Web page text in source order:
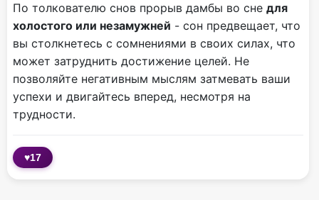
По толкователю снов прорыв дамбы во сне для
холостого или незамужней - сон предвещает, что
вы столкнетесь с сомнениями в своих силах, что
может затруднить достижение целей. Не
позволяйте негативным мыслям затмевать ваши
успехи и двигайтесь вперед, несмотря на
трудности.
♥17